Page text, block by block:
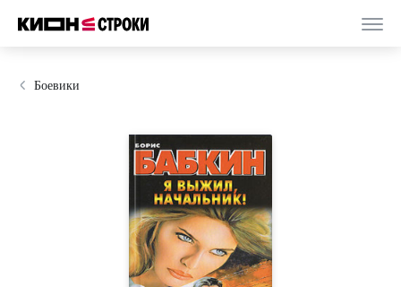
Боевики